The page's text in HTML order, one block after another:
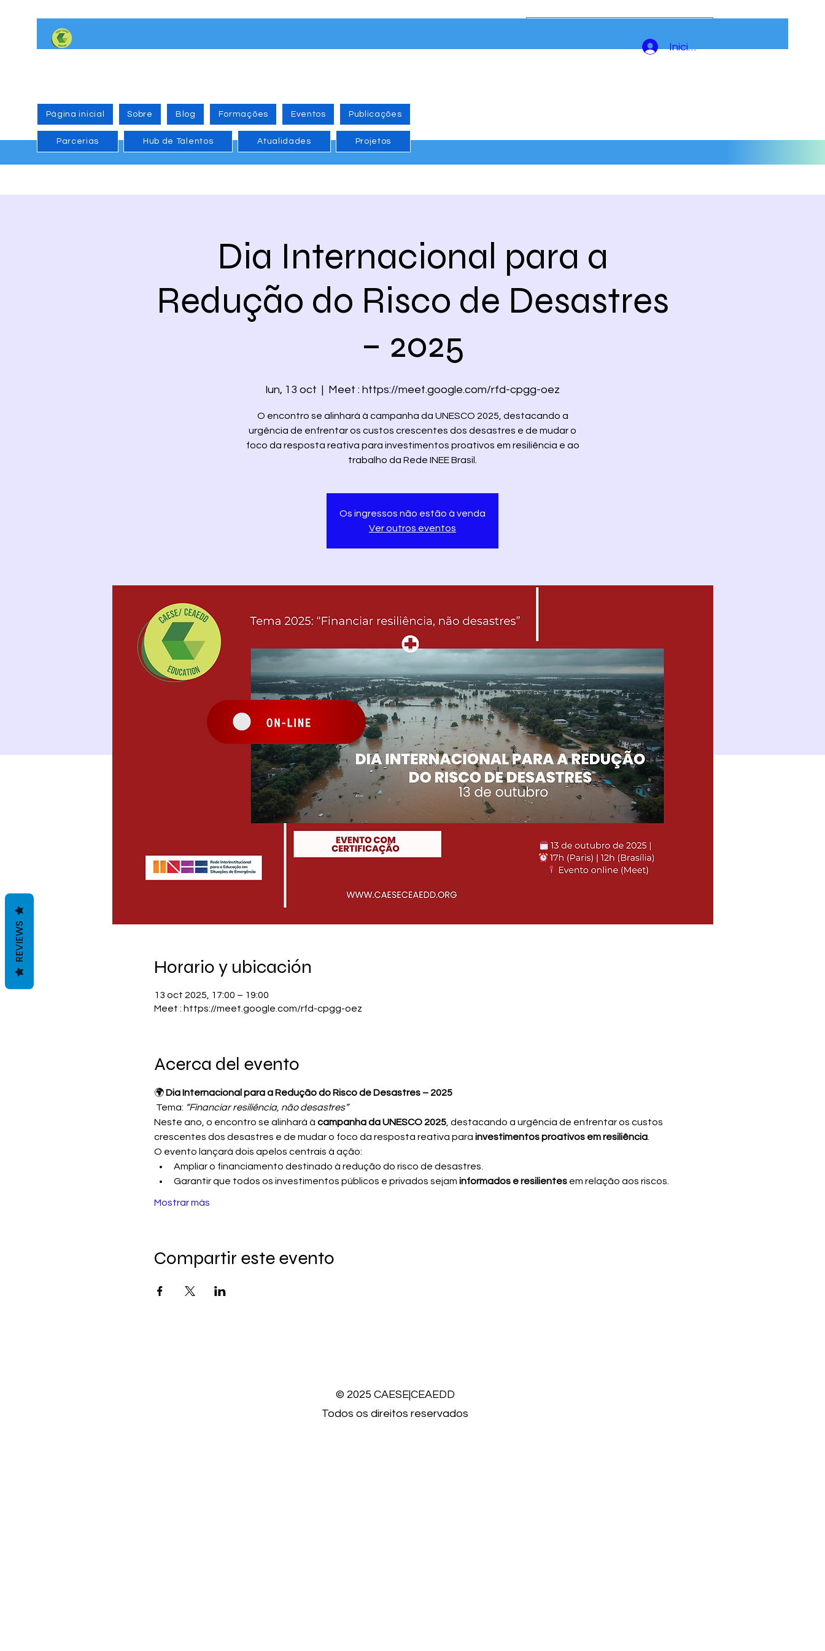
Iniciar sesión
Página inicial Sobre Blog Formações Eventos Publicações
Parcerias Hub de Talentos Atualidades Projetos
Dia Internacional para a
Redução do Risco de Desastres
– 2025
lun, 13 oct
  |
Meet : https://meet.google.com/rfd-cpgg-oez
O encontro se alinhará à campanha da UNESCO 2025, destacando a
urgência de enfrentar os custos crescentes dos desastres e de mudar o
foco da resposta reativa para investimentos proativos em resiliência e ao
trabalho da Rede INEE Brasil.
Os ingressos não estão à venda
Ver outros eventos
Horario y ubicación
13 oct 2025, 17:00 – 19:00
Meet : https://meet.google.com/rfd-cpgg-oez
Acerca del evento
🌍 Dia Internacional para a Redução do Risco de Desastres – 2025
Tema: “Financiar resiliência, não desastres”
Neste ano, o encontro se alinhará à campanha da UNESCO 2025, destacando a urgência de enfrentar os custos
crescentes dos desastres e de mudar o foco da resposta reativa para investimentos proativos em resiliência.
O evento lançará dois apelos centrais à ação:
Ampliar o financiamento destinado à redução do risco de desastres.
Garantir que todos os investimentos públicos e privados sejam informados e resilientes em relação aos riscos.
Mostrar más
Compartir este evento
© 2025 CAESE|CEAEDD
Todos os direitos reservados
REVIEWS